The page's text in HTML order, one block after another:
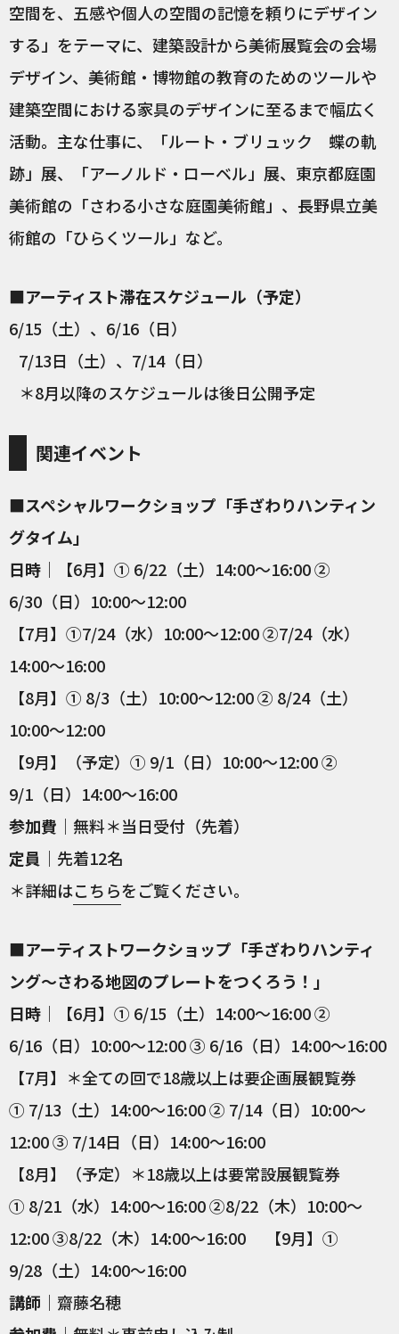
空間を、五感や個人の空間の記憶を頼りにデザイン
する」をテーマに、建築設計から美術展覧会の会場
デザイン、美術館・博物館の教育のためのツールや
建築空間における家具のデザインに至るまで幅広く
活動。主な仕事に、「ルート・ブリュック 蝶の軌
跡」展、「アーノルド・ローベル」展、東京都庭園
美術館の「さわる小さな庭園美術館」、長野県立美
術館の「ひらくツール」など。
■アーティスト滞在スケジュール（予定）
6/15（土）、6/16（日）
7/13日（土）、7/14（日）
＊8月以降のスケジュールは後日公開予定
関連イベント
■スペシャルワークショップ「手ざわりハンティン
グタイム」
日時 ｜【6月】① 6/22（土）14:00～16:00 ②
6/30（日）10:00～12:00
【7月】①7/24（水）10:00～12:00 ②7/24（水）
14:00～16:00
【8月】① 8/3（土）10:00～12:00 ② 8/24（土）
10:00～12:00
【9月】（予定）① 9/1（日）10:00～12:00 ②
9/1（日）14:00～16:00
参加費 ｜無料＊当日受付（先着）
定員 ｜先着12名
＊詳細はこちらをご覧ください。
■アーティストワークショップ「手ざわりハンティ
ング〜さわる地図のプレートをつくろう！」
日時 ｜【6月】① 6/15（土）14:00〜16:00 ②
6/16（日）10:00～12:00 ③ 6/16（日）14:00～16:00
【7月】＊全ての回で18歳以上は要企画展観覧券
① 7/13（土）14:00～16:00 ② 7/14（日）10:00～
12:00 ③ 7/14日（日）14:00～16:00
【8月】（予定）＊18歳以上は要常設展観覧券
① 8/21（水）14:00～16:00 ②8/22（木）10:00～
12:00 ③8/22（木）14:00～16:00 【9月】①
9/28（土）14:00～16:00
講師 ｜齋藤名穂